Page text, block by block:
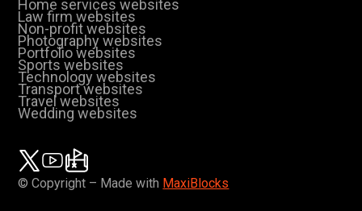
Home services websites
Law firm websites
Non-profit websites
Photography websites
Portfolio websites
Sports websites
Technology websites
Transport websites
Travel websites
Wedding websites
© Copyright – Made with MaxiBlocks